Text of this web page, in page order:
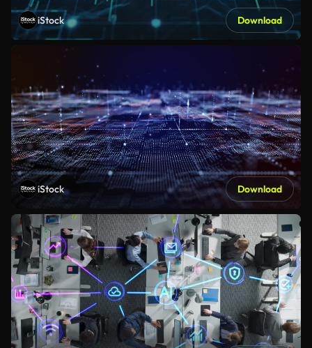
iStock Download
iStock Download